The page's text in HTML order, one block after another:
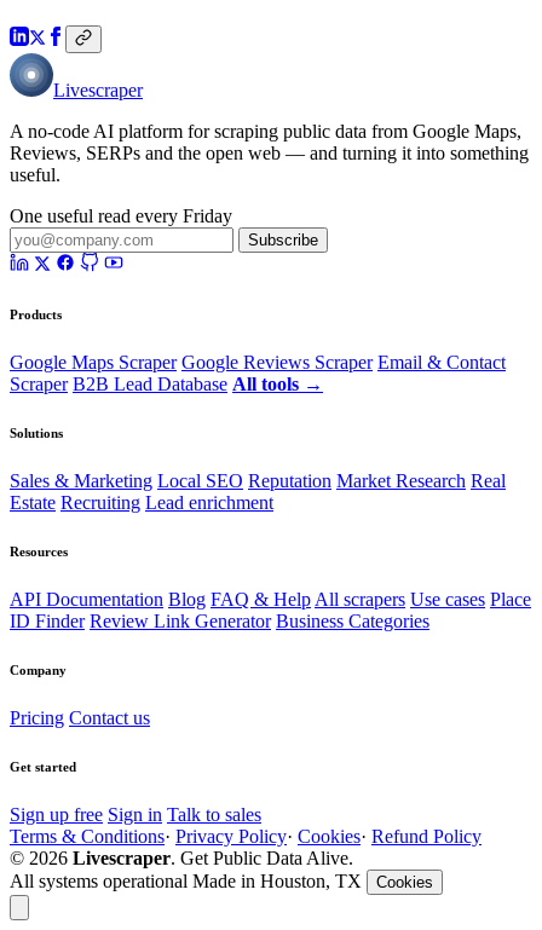
Livescraper
A no-code AI platform for scraping public data from Google Maps,
Reviews, SERPs and the open web — and turning it into something
useful.
One useful read every Friday
Subscribe
Products
Google Maps Scraper Google Reviews Scraper Email & Contact
Scraper B2B Lead Database All tools →
Solutions
Sales & Marketing Local SEO Reputation Market Research Real
Estate Recruiting Lead enrichment
Resources
API Documentation Blog FAQ & Help All scrapers Use cases Place
ID Finder Review Link Generator Business Categories
Company
Pricing Contact us
Get started
Sign up free Sign in Talk to sales
Terms & Conditions· Privacy Policy· Cookies· Refund Policy
© 2026 Livescraper. Get Public Data Alive.
All systems operational Made in Houston, TX Cookies